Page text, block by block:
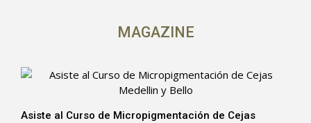
MAGAZINE
Asiste al Curso de Micropigmentación de Cejas